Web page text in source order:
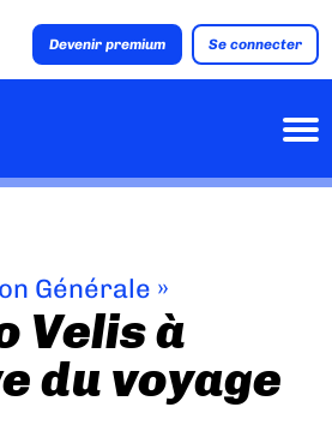
Devenir premium Se connecter
Générale »
Velis à
du voyage